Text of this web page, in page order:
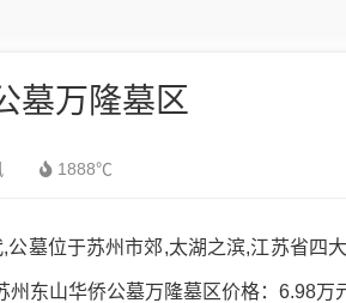
墓万隆墓区
1888℃
墓位于苏州市郊,太湖之滨,江苏省四
东山华侨公墓万隆墓区价格： 6.98万